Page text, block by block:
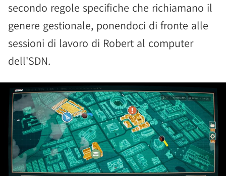
secondo regole specifiche che richiamano il
genere gestionale, ponendoci di fronte alle
sessioni di lavoro di Robert al computer
dell'SDN.